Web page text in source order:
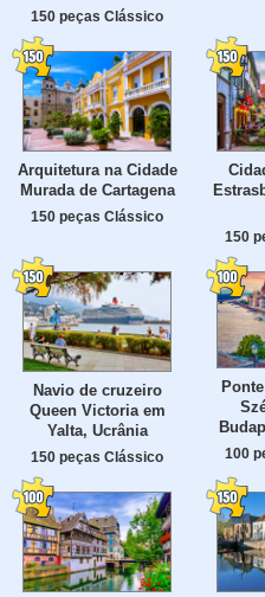
150 peças Clássico
Arquitetura na Cidade
Murada de Cartagena
150 peças Clássico
150
Navio de cruzeiro
Queen Victoria em
Yalta, Ucrânia
150 peças Clássico 100